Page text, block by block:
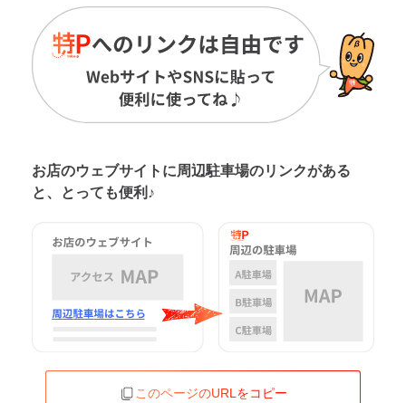
お店のウェブサイトに周辺駐車場のリンクがある
と、とっても便利♪
このページのURLをコピー